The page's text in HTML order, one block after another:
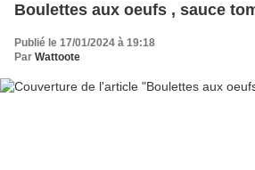
Boulettes aux oeufs , sauce
Publié le 17/01/2024 à 19:18
Par Wattoote